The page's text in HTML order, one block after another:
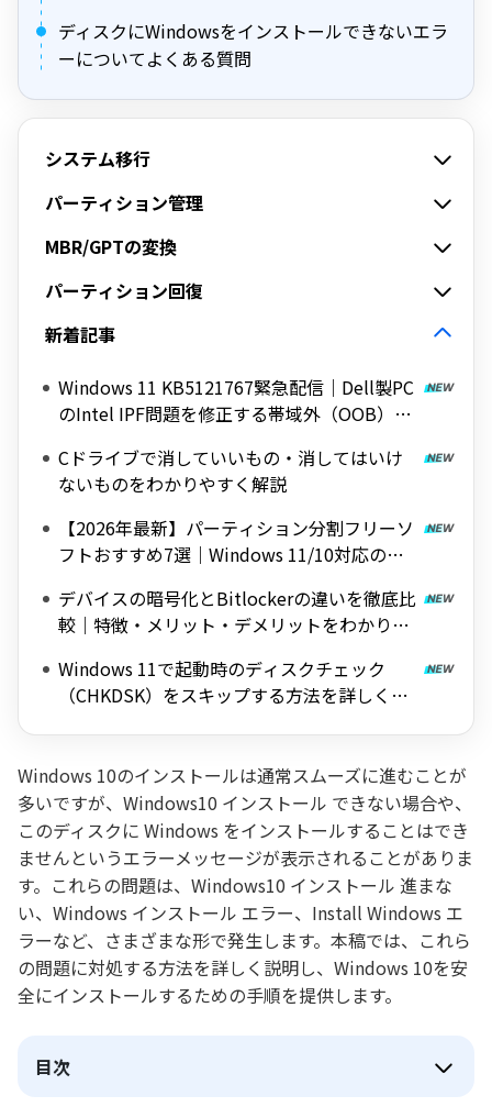
ディスクにWindowsをインストールできないエラ
ーについてよくある質問
システム移行
パーティション管理
MBR/GPTの変換
パーティション回復
新着記事
Windows 11 KB5121767緊急配信｜Dell製PC
のIntel IPF問題を修正する帯域外（OOB）ア
Cドライブで消していいもの・消してはいけ
ないものをわかりやすく解説
【2026年最新】パーティション分割フリーソ
フトおすすめ7選｜Windows 11/10対応の無
デバイスの暗号化とBitlockerの違いを徹底比
較｜特徴・メリット・デメリットをわかりや
Windows 11で起動時のディスクチェック
（CHKDSK）をスキップする方法を詳しく解
Windows 10のインストールは通常スムーズに進むことが
多いですが、Windows10 インストール できない場合や、
このディスクに Windows をインストールすることはでき
ませんというエラーメッセージが表示されることがありま
す。これらの問題は、Windows10 インストール 進まな
い、Windows インストール エラー、Install Windows エ
ラーなど、さまざまな形で発生します。本稿では、これら
の問題に対処する方法を詳しく説明し、Windows 10を安
全にインストールするための手順を提供します。
目次